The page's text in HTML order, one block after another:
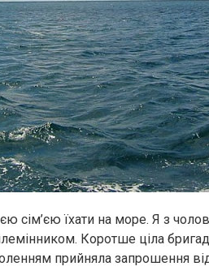
сім’єю їхати на море. Я з
Коротше ціла
прийняла запрошення